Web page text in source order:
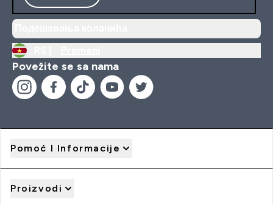
Povežite se sa nama
Pomoć I Informacije
Proizvodi